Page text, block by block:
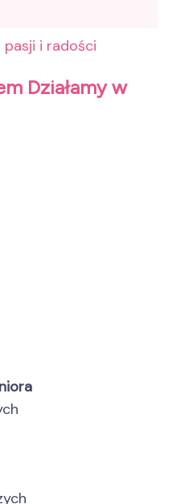
pasji i radości
Działamy w